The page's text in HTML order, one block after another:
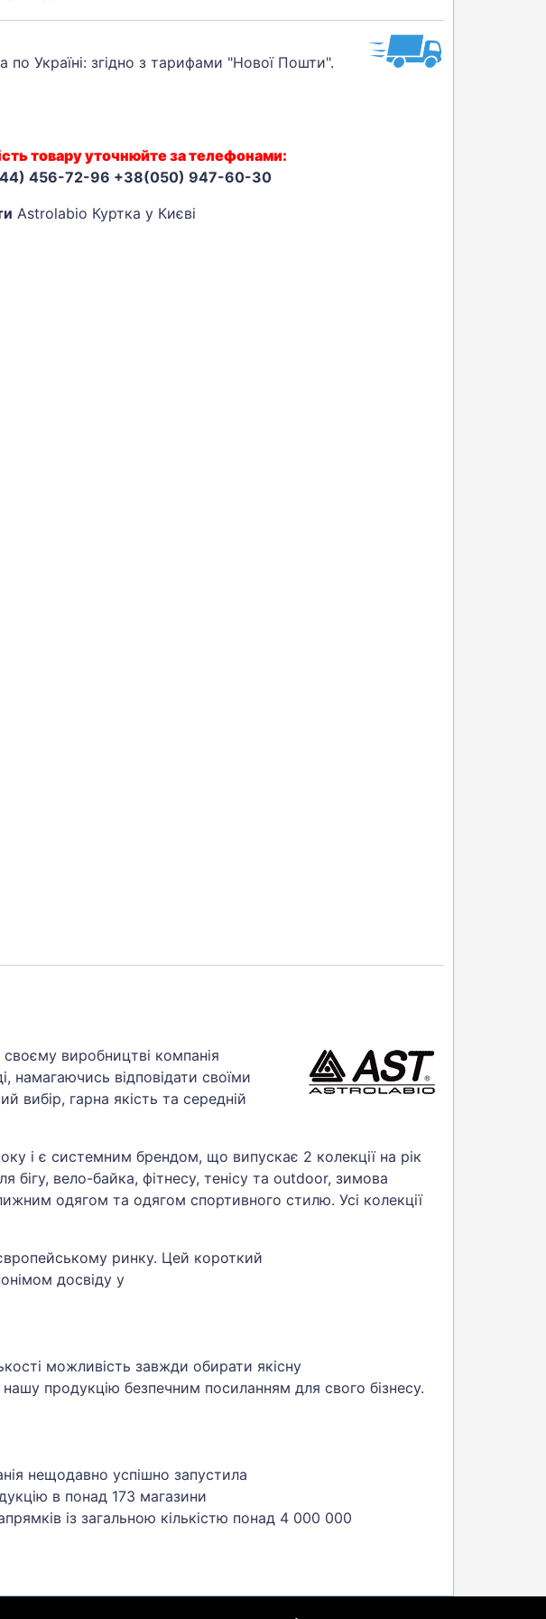
по Україні: згідно з тарифами "Нової Пошти".
товару уточнюйте за телефонами:
456-72-96 +38(050) 947-60-30
Astrolabio Куртка у Києві
виробництві компанія
намагаючись відповідати своїми
вибір, гарна якість та середній
і є системним брендом, що випускає 2 колекції на рік
бігу, вело-байка, фітнесу, тенісу та outdoor, зимова
одягом та одягом спортивного стилю. Усі колекції
ринку. Цей короткий
досвіду у
можливість завжди обирати якісну
продукцію безпечним посиланням для свого бізнесу.
нещодавно успішно запустила
в понад 173 магазини
із загальною кількістю понад 4 000 000